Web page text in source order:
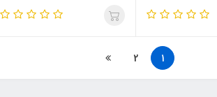
1
2